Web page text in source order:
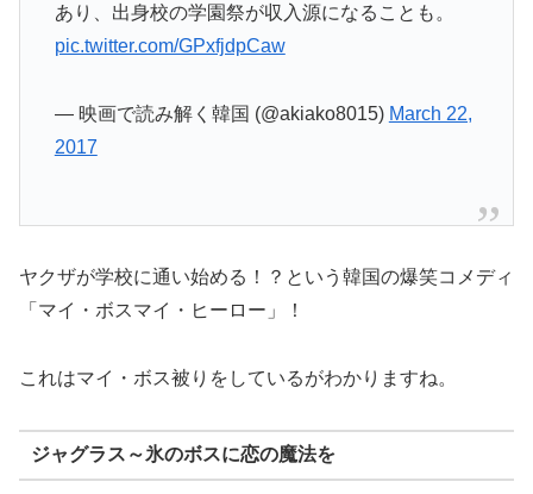
あり、出身校の学園祭が収入源になることも。
pic.twitter.com/GPxfjdpCaw
— 映画で読み解く韓国 (@akiako8015) March 22,
2017
ヤクザが学校に通い始める！？という韓国の爆笑コメディ
「マイ・ボスマイ・ヒーロー」！
これはマイ・ボス被りをしているがわかりますね。
ジャグラス～氷のボスに恋の魔法を